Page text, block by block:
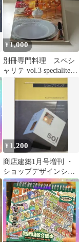
¥1,000
別冊専門料理 スペシ
ャリテ vol.3 specialites
2002年春夏
¥ 1,200
商店建築1月号増刊 ・
ショップデザインシリ
ーズ ・ショップサイン
ズ